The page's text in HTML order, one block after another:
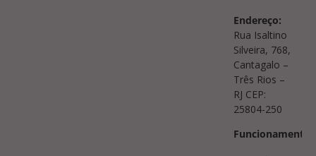
Endereço:
Rua Isaltino
Silveira, 768,
Cantagalo –
Três Rios –
RJ CEP:
25804-250
Funcionamento: